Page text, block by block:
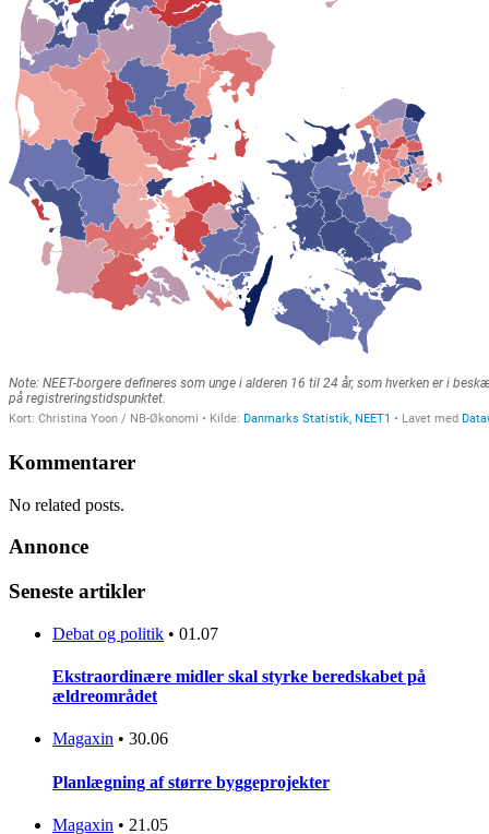
Kommentarer
No related posts.
Annonce
Seneste artikler
Debat og politik • 01.07
Ekstraordinære midler skal styrke beredskabet på
ældreområdet
Magaxin • 30.06
Planlægning af større byggeprojekter
Magaxin • 21.05